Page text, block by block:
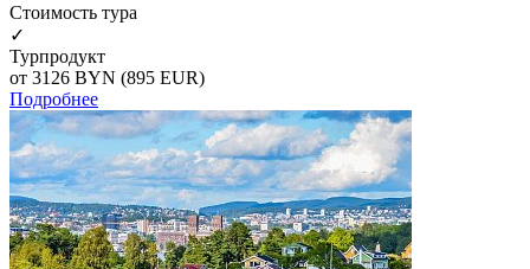
Cтоимость тура
✓
Турпродукт
от 3126 BYN (895 EUR)
Подробнее